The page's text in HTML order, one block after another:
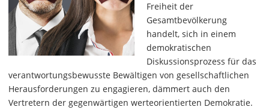
Freiheit der
Gesamtbevölkerung
handelt, sich in einem
demokratischen
Diskussionsprozess für das
verantwortungsbewusste Bewältigen von gesellschaftlichen
Herausforderungen zu engagieren, dämmert auch den
Vertretern der gegenwärtigen werteorientierten Demokratie.